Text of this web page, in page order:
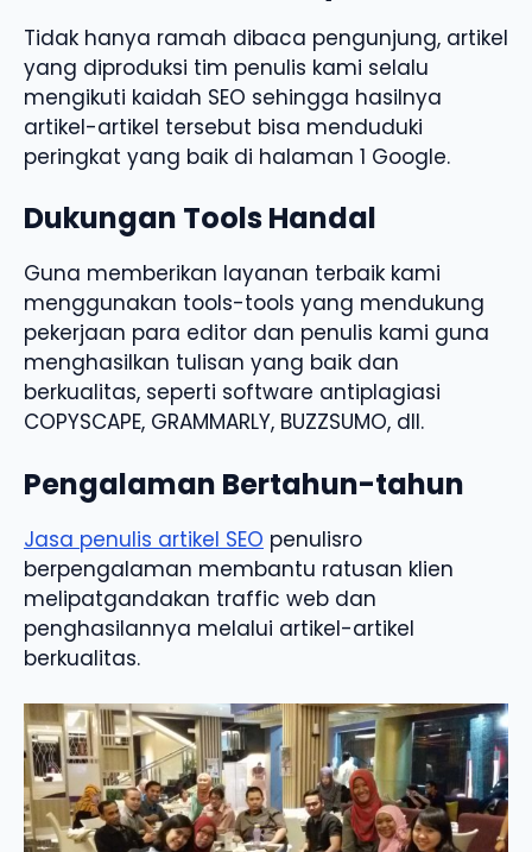
Tidak hanya ramah dibaca pengunjung, artikel
yang diproduksi tim penulis kami selalu
mengikuti kaidah SEO sehingga hasilnya
artikel-artikel tersebut bisa menduduki
peringkat yang baik di halaman 1 Google.
Dukungan Tools Handal
Guna memberikan layanan terbaik kami
menggunakan tools-tools yang mendukung
pekerjaan para editor dan penulis kami guna
menghasilkan tulisan yang baik dan
berkualitas, seperti software antiplagiasi
COPYSCAPE, GRAMMARLY, BUZZSUMO, dll.
Pengalaman Bertahun-tahun
Jasa penulis artikel SEO penulisro
berpengalaman membantu ratusan klien
melipatgandakan traffic web dan
penghasilannya melalui artikel-artikel
berkualitas.